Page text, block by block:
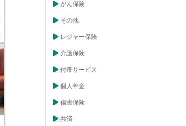
がん保険
その他
レジャー保険
介護保険
付帯サービス
個人年金
傷害保険
共済